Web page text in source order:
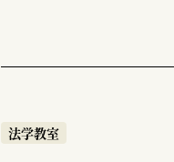
法学教室